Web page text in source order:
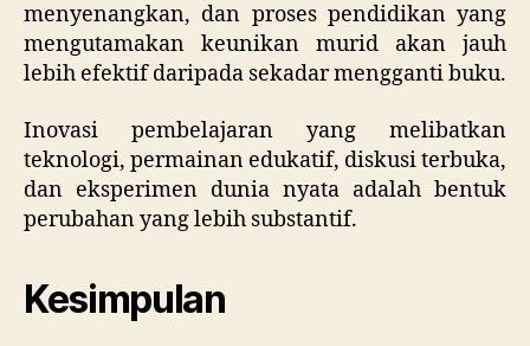
menyenangkan, dan proses pendidikan yang
mengutamakan keunikan murid akan jauh
lebih efektif daripada sekadar mengganti buku.
Inovasi pembelajaran yang melibatkan
teknologi, permainan edukatif, diskusi terbuka,
dan eksperimen dunia nyata adalah bentuk
perubahan yang lebih substantif.
Kesimpulan